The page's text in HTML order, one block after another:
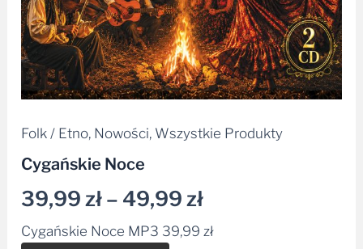
Folk / Etno, Nowości, Wszystkie Produkty
Cygańskie Noce
39,99zł– 49,99zł
Cygańskie Noce MP3 39,99zł